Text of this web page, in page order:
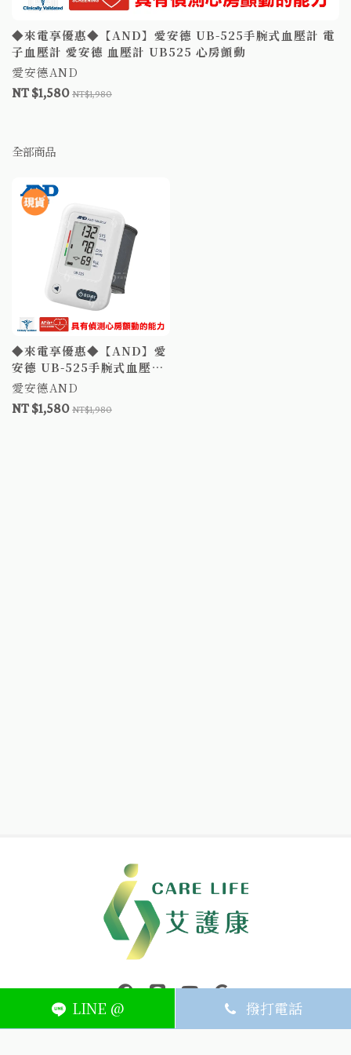
◆來電享優惠◆【AND】愛安德 UB-525手腕式血壓計 電
子血壓計 愛安德 血壓計 UB525 心房顫動
愛安德AND
NT $1,580 NT$1,980
全部商品
◆來電享優惠◆【AND】愛
安德 UB-525手腕式血壓計
電子血壓計 愛安德 血壓計
UB525 心房顫動
愛安德AND
NT $1,580 NT$1,980
LINE @ 撥打電話
中壢醫療器材｜醫療器材補助｜出院醫療器材｜平鎮醫療器材｜艾
連結到facebook(另開視窗)
連結到Line(另開視窗)
連結到Youtube(另開視窗)
ABOUT